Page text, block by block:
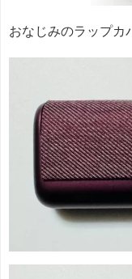
おなじみのラップカ